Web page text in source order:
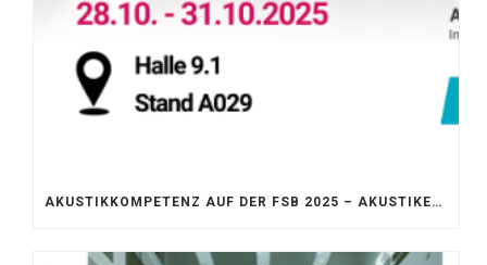
AKUSTIKKOMPETENZ AUF DER FSB 2025 – AKUSTIKELEMENTE FÜR DIE LEBENSRÄUME VON MORGEN